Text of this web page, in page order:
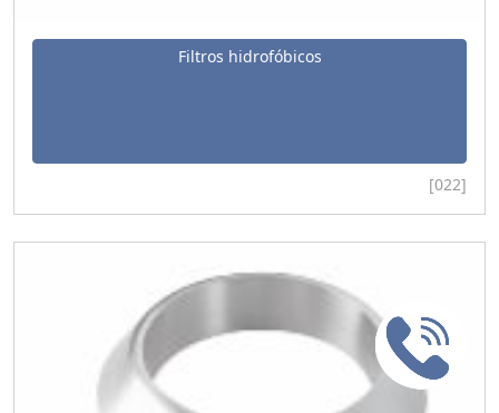
Filtros hidrofóbicos
[022]